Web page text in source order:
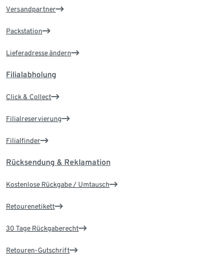
Versandpartner
Packstation
Lieferadresse ändern
Filialabholung
Click & Collect
Filialreservierung
Filialfinder
Rücksendung & Reklamation
Kostenlose Rückgabe / Umtausch
Retourenetikett
30 Tage Rückgaberecht
Retouren-Gutschrift